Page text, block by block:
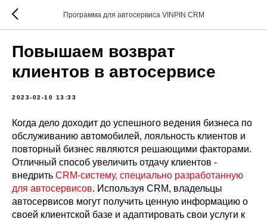
Программа для автосервиса VINPIN CRM
Повышаем возврат
клиентов в автосервисе
2023-02-10 13:33
Когда дело доходит до успешного ведения бизнеса по
обслуживанию автомобилей, лояльность клиентов и
повторный бизнес являются решающими факторами.
Отличный способ увеличить отдачу клиентов -
внедрить CRM-систему, специально разработанную
для автосервисов. Используя CRM, владельцы
автосервисов могут получить ценную информацию о
своей клиентской базе и адаптировать свои услуги к